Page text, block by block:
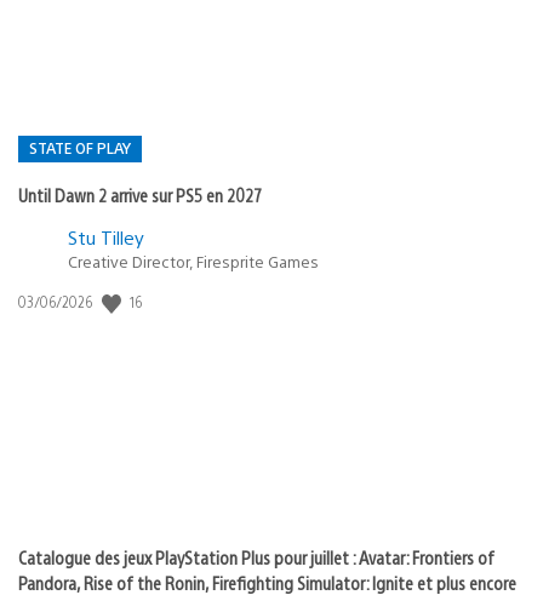
STATE OF PLAY
Until Dawn 2 arrive sur PS5 en 2027
Postée
:
Stu Tilley
Creative Director, Firesprite Games
Date
03/06/2026 16
Catalogue des jeux PlayStation Plus pour juillet : Avatar: Frontiers of
Pandora, Rise of the Ronin, Firefighting Simulator: Ignite et plus encore